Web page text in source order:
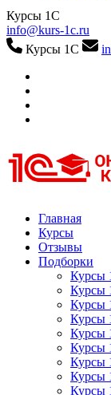
Курсы 1С
info@kurs-1c.ru
Курсы 1С
Курсы 1С
Курсы 1СГлавная
Курсы
Отзывы
Подборки
Курсы
Курсы
Курсы
Курсы
Курсы
Курсы
Курсы
Курсы
Курсы